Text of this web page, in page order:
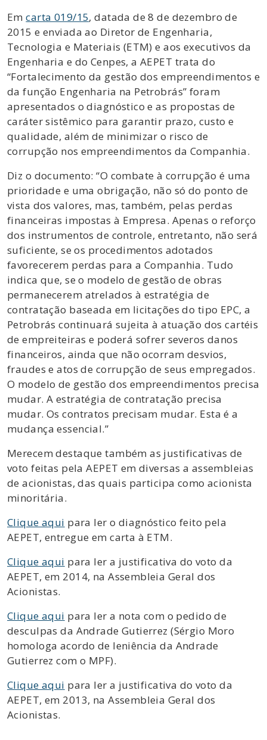
Emcarta 019/15, datada de 8 de dezembro de
2015 e enviada ao Diretor de Engenharia,
Tecnologia e Materiais (ETM) e aos executivos da
Engenharia e do Cenpes, a AEPET trata do
“Fortalecimento da gestão dos empreendimentos e
da função Engenharia na Petrobrás” foram
apresentados o diagnóstico e as propostas de
caráter sistêmico para garantir prazo, custo e
qualidade, além de minimizar o risco de
corrupção nos empreendimentos da Companhia.
Diz o documento: “O combate à corrupção é uma
prioridade e uma obrigação, não só do ponto de
vista dos valores, mas, também, pelas perdas
financeiras impostas à Empresa. Apenas o reforço
dos instrumentos de controle, entretanto, não será
suficiente, se os procedimentos adotados
favorecerem perdas para a Companhia. Tudo
indica que, se o modelo de gestão de obras
permanecerem atrelados à estratégia de
contratação baseada em licitações do tipo EPC, a
Petrobrás continuará sujeita à atuação dos cartéis
de empreiteiras e poderá sofrer severos danos
financeiros, ainda que não ocorram desvios,
fraudes e atos de corrupção de seus empregados.
O modelo de gestão dos empreendimentos precisa
mudar. A estratégia de contratação precisa
mudar. Os contratos precisam mudar. Esta é a
mudança essencial.”
Merecem destaque também as justificativas de
voto feitas pela AEPET em diversas a assembleias
de acionistas, das quais participa como acionista
minoritária.
Clique aqui para ler o diagnóstico feito pela
AEPET, entregue em carta à ETM.
Clique aqui para ler a justificativa do voto da
AEPET, em 2014, na Assembleia Geral dos
Acionistas.
Clique aqui para ler a nota com o pedido de
desculpas da Andrade Gutierrez (Sérgio Moro
homologa acordo de leniência da Andrade
Gutierrez com o MPF).
Clique aqui para ler a justificativa do voto da
AEPET, em 2013, na Assembleia Geral dos
Acionistas.